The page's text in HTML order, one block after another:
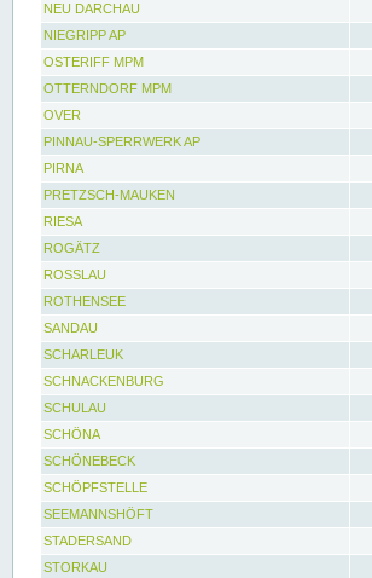
NEU DARCHAU
NIEGRIPP AP
OSTERIFF MPM
OTTERNDORF MPM
OVER
PINNAU-SPERRWERK AP
PIRNA
PRETZSCH-MAUKEN
RIESA
ROGÄTZ
ROSSLAU
ROTHENSEE
SANDAU
SCHARLEUK
SCHNACKENBURG
SCHULAU
SCHÖNA
SCHÖNEBECK
SCHÖPFSTELLE
SEEMANNSHÖFT
STADERSAND
STORKAU